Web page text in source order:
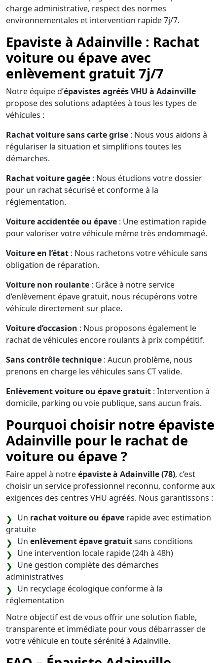
charge administrative, respect des normes
environnementales et intervention rapide 7j/7.
Epaviste à Adainville : Rachat
voiture ou épave avec
enlèvement gratuit 7j/7
Notre équipe d’épavistes agréés VHU à Adainville
propose des solutions adaptées à tous les types de
véhicules :
Rachat voiture sans carte grise : Nous vous aidons à
régulariser la situation et simplifions toutes les
démarches.
Rachat voiture gagée : Nous étudions votre dossier
pour un rachat sécurisé et conforme à la
réglementation.
Voiture accidentée ou épave : Une estimation rapide
pour valoriser votre véhicule même très endommagé.
Voiture en l’état : Nous rachetons votre véhicule sans
obligation de réparation.
Voiture non roulante : Grâce à notre service
d’enlèvement épave gratuit, nous récupérons votre
véhicule directement sur place.
Voiture d’occasion : Nous proposons également le
rachat de véhicules encore roulants à prix compétitif.
Sans contrôle technique : Aucun problème, nous
prenons en charge les véhicules sans CT valide.
Enlèvement voiture ou épave gratuit : Intervention à
domicile, parking ou voie publique, sans aucun frais.
Pourquoi choisir notre épaviste
Adainville pour le rachat de
voiture ou épave ?
Faire appel à notreépaviste à Adainville (78), c’est
choisir un service professionnel reconnu, conforme aux
exigences des centres VHU agréés. Nous garantissons :
Un rachat voiture ou épave rapide avec estimation
gratuite
Un enlèvement épave gratuitsans conditions
Une intervention locale rapide (24h à 48h)
Une gestion complète des démarches
administratives
Un recyclage écologique conforme à la
réglementation
Notre objectif est de vous offrir une solution fiable,
transparente et immédiate pour vous débarrasser de
votre véhicule en toute sérénité à Adainville.